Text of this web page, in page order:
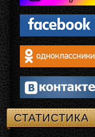
СТАТИСТИКА